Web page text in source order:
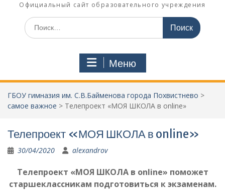
Официальный сайт образовательного учреждения
Поиск
по:
Меню
ГБОУ гимназия им. С.В.Байменова города Похвистнево >
cамое важное > Телепроект «МОЯ ШКОЛА в online»
Телепроект «МОЯ ШКОЛА в online»
30/04/2020 alexandrov
Телепроект «МОЯ ШКОЛА в online» поможет
старшеклассникам подготовиться к экзаменам.